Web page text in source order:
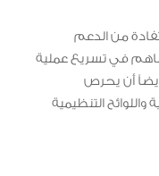
من الدعم
في تسريع عملية
أن يحرص
واللوائح التنظيمية